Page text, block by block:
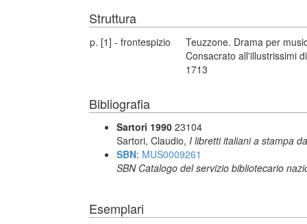
Struttura
p. [1] - frontespizio
Teuzzone. Drama per
Consacrato all'illustrissimi
1713
Bibliografia
Sartori 1990 23104
Sartori, Claudio, I libretti italiani a stampa
SBN: MUS0009261
SBN Catalogo del servizio bibliotecario
Esemplari